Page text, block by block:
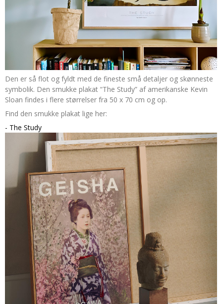
Den er så flot og fyldt med de fineste små detaljer og skønneste
symbolik. Den smukke plakat “The Study” af amerikanske Kevin
Sloan findes i flere størrelser fra 50 x 70 cm og op.
Find den smukke plakat lige her:
- The Study